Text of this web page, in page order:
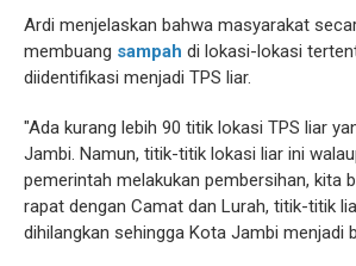
Ardi menjelaskan bahwa masyarakat
membuang sampah di lokasi-lokasi
diidentifikasi menjadi TPS liar.
"Ada kurang lebih 90 titik lokasi TPS liar
Jambi. Namun, titik-titik lokasi liar ini
pemerintah melakukan pembersihan, kita
rapat dengan Camat dan Lurah, titik-titik
dihilangkan sehingga Kota Jambi menjadi